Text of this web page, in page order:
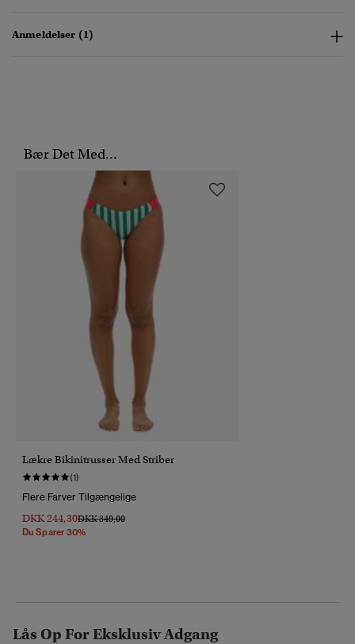
Anmeldelser (1)
Bær Det Med...
Lækre Bikinitrusser Med Striber
(1)
Flere Farver Tilgængelige
DKK 244,30Pris Nedsat Fra
DKK 349,00Til
Du Sparer 30%
Lås Op For Eksklusiv Adgang